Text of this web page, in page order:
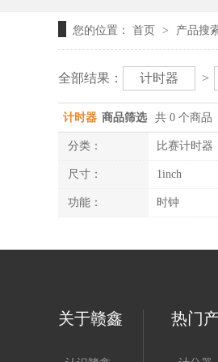
您的位置： 首页 > 产品搜
全部结果： 计时器 >
计时器 商品筛选 共 0 个商品
分类： 比赛计时器
尺寸： 1inch
功能： 时钟
关于赣鑫 热门